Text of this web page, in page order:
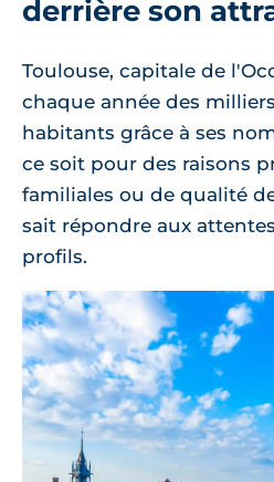
derrière son
Toulouse, capitale de
chaque année des
habitants grâce à ses
ce soit pour des raisons
familiales ou de qualité
sait répondre aux
profils.